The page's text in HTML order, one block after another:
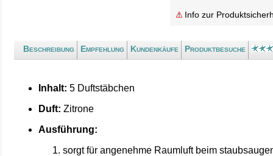
Info zur
Beschreibung Empfehlung Kundenkäufe Produktbesuche
Inhalt: 5 Duftstäbchen
Duft: Zitrone
Ausführung:
sorgt für angenehme Raumluft beim